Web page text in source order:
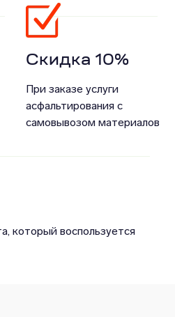
Скидка 10%
При заказе услуги
асфальтирования с
самовывозом материалов
который воспользуется